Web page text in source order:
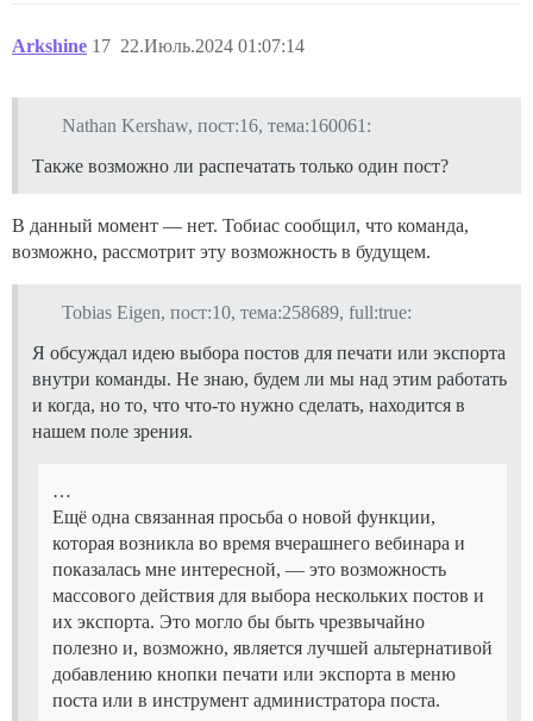
Arkshine 22.Июль.2024 01:07:14
17
Nathan Kershaw, пост:16, тема:160061:
Также возможно ли распечатать только один пост?
В данный момент — нет. Тобиас сообщил, что команда,
возможно, рассмотрит эту возможность в будущем.
Tobias Eigen, пост:10, тема:258689, full:true:
Я обсуждал идею выбора постов для печати или экспорта
внутри команды. Не знаю, будем ли мы над этим работать
и когда, но то, что что-то нужно сделать, находится в
нашем поле зрения.
…
Ещё одна связанная просьба о новой функции,
которая возникла во время вчерашнего вебинара и
показалась мне интересной, — это возможность
массового действия для выбора нескольких постов и
их экспорта. Это могло бы быть чрезвычайно
полезно и, возможно, является лучшей альтернативой
добавлению кнопки печати или экспорта в меню
поста или в инструмент администратора поста.